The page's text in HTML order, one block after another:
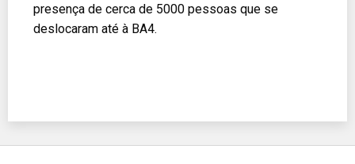
presença de cerca de 5000 pessoas que se
deslocaram até à BA4.